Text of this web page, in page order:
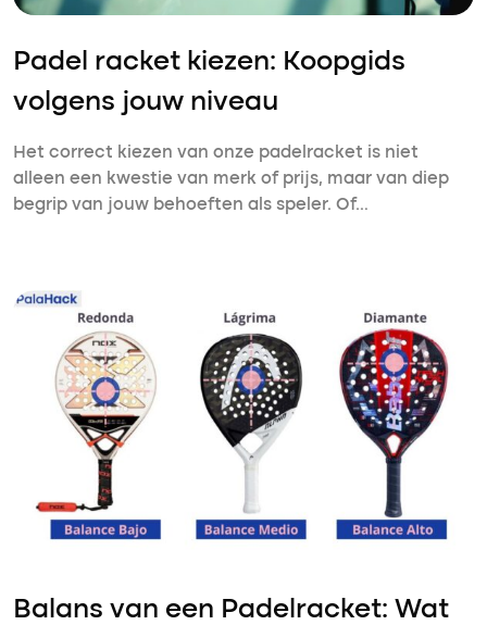
Padel racket kiezen: Koopgids
volgens jouw niveau
Het correct kiezen van onze padelracket is niet
alleen een kwestie van merk of prijs, maar van diep
begrip van jouw behoeften als speler. Of…
Balans van een Padelracket: Wat